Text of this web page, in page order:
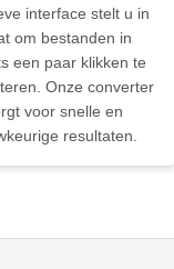
interface stelt u in
om bestanden in
een paar klikken te
Onze converter
voor snelle en
resultaten.